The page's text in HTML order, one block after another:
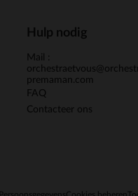
Hulp nodig
Mail :
premaman.com
FAQ
Contacteer ons